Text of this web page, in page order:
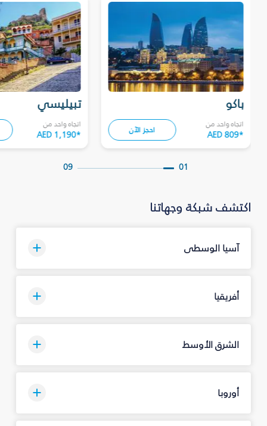
تبيليسي
اتجاه واحد من
AED 1,190*
باكو
اتجاه واحد من
AED 809* احجز الآن
09 01
اكتشف شبكة وجهاتنا
آسيا الوسطى
أفريقيا
الشرق الأوسط
أوروبا